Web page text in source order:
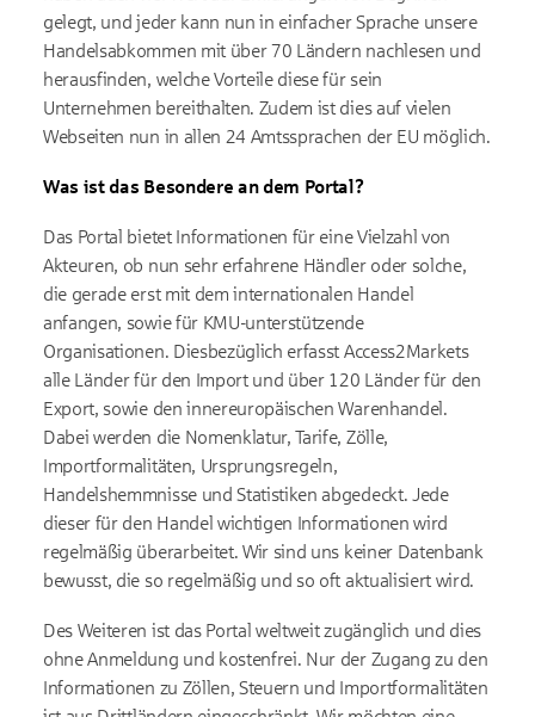
gelegt, und jeder kann nun in einfacher Sprache unsere
Handelsabkommen mit über 70 Ländern nachlesen und
herausfinden, welche Vorteile diese für sein
Unternehmen bereithalten. Zudem ist dies auf vielen
Webseiten nun in allen 24 Amtssprachen der EU möglich.
Was ist das Besondere an dem Portal?
Das Portal bietet Informationen für eine Vielzahl von
Akteuren, ob nun sehr erfahrene Händler oder solche,
die gerade erst mit dem internationalen Handel
anfangen, sowie für KMU-unterstützende
Organisationen. Diesbezüglich erfasst Access2Markets
alle Länder für den Import und über 120 Länder für den
Export, sowie den innereuropäischen Warenhandel.
Dabei werden die Nomenklatur, Tarife, Zölle,
Importformalitäten, Ursprungsregeln,
Handelshemmnisse und Statistiken abgedeckt. Jede
dieser für den Handel wichtigen Informationen wird
regelmäßig überarbeitet. Wir sind uns keiner Datenbank
bewusst, die so regelmäßig und so oft aktualisiert wird.
Des Weiteren ist das Portal weltweit zugänglich und dies
ohne Anmeldung und kostenfrei. Nur der Zugang zu den
Informationen zu Zöllen, Steuern und Importformalitäten